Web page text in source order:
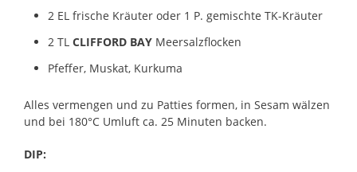
2 EL frische Kräuter oder 1 P. gemischte TK-Kräuter
2 TL CLIFFORD BAY Meersalzflocken
Pfeffer, Muskat, Kurkuma
Alles vermengen und zu Patties formen, in Sesam wälzen
und bei 180°C Umluft ca. 25 Minuten backen.
DIP: